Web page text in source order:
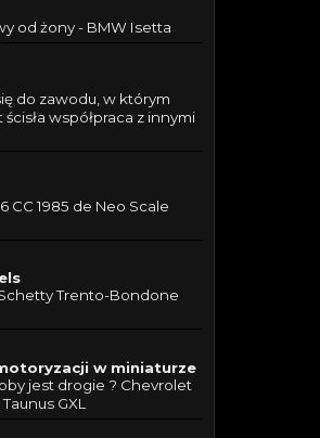
od żony - BMW Isetta
do zawodu, w którym
współpraca z innymi
CC 1985 de Neo Scale
Schetty Trento-Bondone
w miniaturze
jest drogie ? Chevrolet
GXL